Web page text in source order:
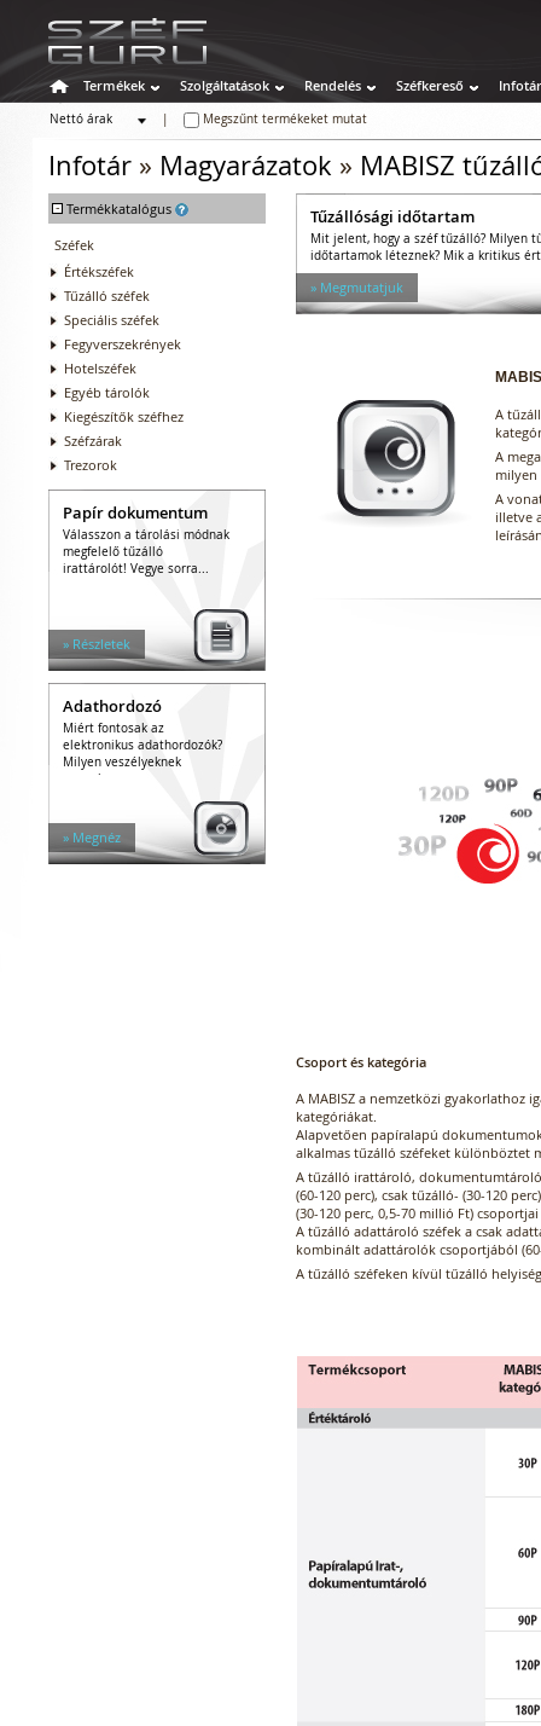
Termékek Szolgáltatások Rendelés Széfkereső Infotár
Nettó árak
Megszűnt termékeket mutat
Infotár » Magyarázatok » MABISZ
- Termékkatalógus
Széfek
Értékszéfek
Tűzálló széfek
Speciális széfek
Fegyverszekrények
Hotelszéfek
Egyéb tárolók
Kiegészítők széfhez
Széfzárak
Trezorok
Papír dokumentum
Válasszon a tárolási módnak
megfelelő tűzálló
irattárolót! Vegye sorra...
» Részletek
Adathordozó
Miért fontosak az
elektronikus adathordozók?
Milyen veszélyeknek
vannak...
» Megnéz
Tűzállósági időtartam
Mit jelent, hogy a széf tűzálló? Milyen
időtartamok léteznek? Mik a kritikus
» Megmutatjuk
A
A
milyen
A
illetve
Csoport és kategória
A MABISZ a nemzetközi gyakorlathoz
kategóriákat.
Alapvetően papíralapú
alkalmas tűzálló széfeket különböztet
A tűzálló irattároló,
(60-120 perc), csak tűzálló- (30-120
(30-120 perc, 0,5-70 millió Ft)
A tűzálló adattároló széfek a csak
kombinált adattárolók csoportjából
A tűzálló széfeken kívül tűzálló